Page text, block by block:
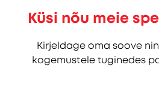
Küsi nõu meie
Kirjeldage oma soove
kogemustele tuginedes